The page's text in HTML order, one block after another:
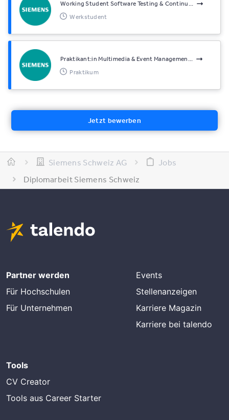
Working Student Software Testing & Continu...
Werkstudent
Praktikant:in Multimedia & Event Managemen...
Praktikum
Jetzt bewerben
Siemens Schweiz AG
Jobs
Diplomarbeit Siemens Schweiz
Partner werden
Für Hochschulen
Für Unternehmen
Events
Stellenanzeigen
Karriere Magazin
Karriere bei talendo
Tools
CV Creator
Tools aus Career Starter